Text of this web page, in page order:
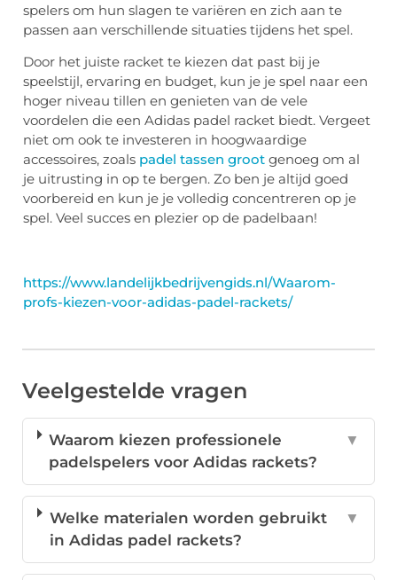
spelers om hun slagen te variëren en zich aan te
passen aan verschillende situaties tijdens het spel.
Door het juiste racket te kiezen dat past bij je
speelstijl, ervaring en budget, kun je je spel naar een
hoger niveau tillen en genieten van de vele
voordelen die een Adidas padel racket biedt. Vergeet
niet om ook te investeren in hoogwaardige
accessoires, zoals padel tassen groot genoeg om al
je uitrusting in op te bergen. Zo ben je altijd goed
voorbereid en kun je je volledig concentreren op je
spel. Veel succes en plezier op de padelbaan!
https://www.landelijkbedrijvengids.nl/Waarom-
profs-kiezen-voor-adidas-padel-rackets/
Veelgestelde vragen
Waarom kiezen professionele
padelspelers voor Adidas rackets?
▼
Welke materialen worden gebruikt
in Adidas padel rackets?
▼